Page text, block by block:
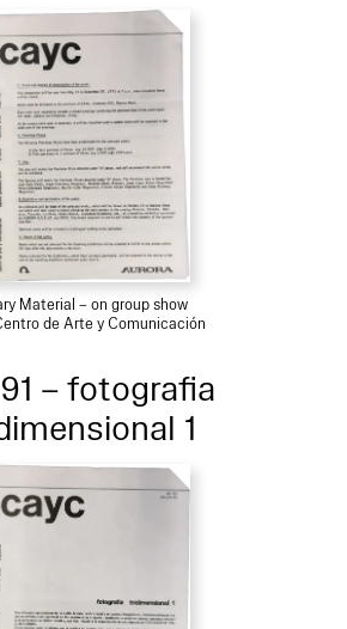
Material – on group show
de Arte y Comunicación
– fotografia
1